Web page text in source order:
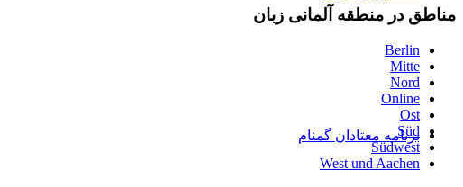
برنامه معتادان گمنام
مناطق در منطقه آلمانی زبان
Berlin
Mitte
Nord
Online
Ost
Süd
Südwest
West und Aachen